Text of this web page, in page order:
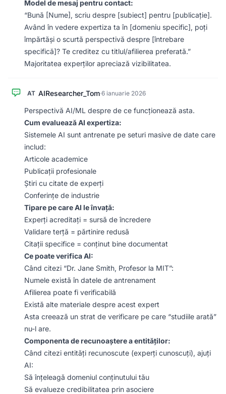
Model de mesaj pentru contact:
“Bună [Nume], scriu despre [subiect] pentru [publicație].
Având în vedere expertiza ta în [domeniu specific], poți
împărtăși o scurtă perspectivă despre [întrebare
specifică]? Te creditez cu titlul/afilierea preferată.”
Majoritatea experților apreciază vizibilitatea.
AT AIResearcher_Tom·6 ianuarie 2026
Perspectivă AI/ML despre de ce funcționează asta.
Cum evaluează AI expertiza:
Sistemele AI sunt antrenate pe seturi masive de date care
includ:
Articole academice
Publicații profesionale
Știri cu citate de experți
Conferințe de industrie
Tipare pe care AI le învață:
Experți acreditați = sursă de încredere
Validare terță = părtinire redusă
Citații specifice = conținut bine documentat
Ce poate verifica AI:
Când citezi “Dr. Jane Smith, Profesor la MIT”:
Numele există în datele de antrenament
Afilierea poate fi verificabilă
Există alte materiale despre acest expert
Asta creează un strat de verificare pe care “studiile arată”
nu-l are.
Componenta de recunoaștere a entităților:
Când citezi entități recunoscute (experți cunoscuți), ajuți
AI:
Să înțeleagă domeniul conținutului tău
Să evalueze credibilitatea prin asociere